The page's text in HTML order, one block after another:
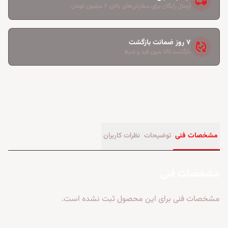
ارسال رایگان برای سفارش‌های بالای ۲ میلیون تومان
published_with_changes ۷ روز ضمانت بازگشت
بازگشت کالا بدون قید و شرط
مشخصات فنی توضیحات نظرات کاربران
مشخصات فنی برای این محصول ثبت نشده است.